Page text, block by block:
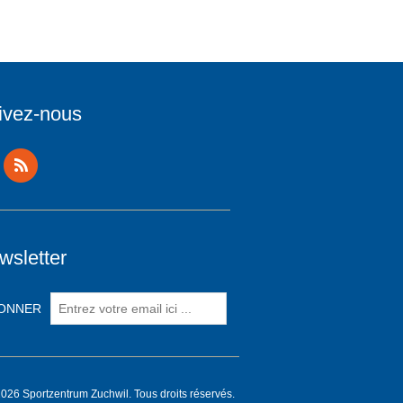
nous
Sportzentrum Zuchwil. Tous droits réservés.